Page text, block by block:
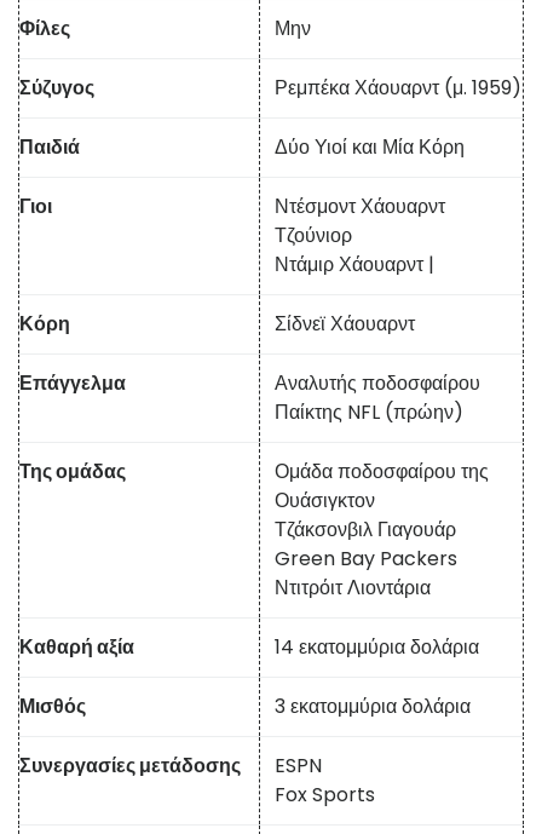
Φίλες Μην
Σύζυγος Ρεμπέκα Χάουαρντ (μ. 1959)
Παιδιά Δύο Υιοί και Μία Κόρη
Γιοι
Ντέσμοντ Χάουαρντ
Τζούνιορ
Ντάμιρ Χάουαρντ |
Κόρη Σίδνεϊ Χάουαρντ
Επάγγελμα
Αναλυτής ποδοσφαίρου
Παίκτης NFL (πρώην)
Της ομάδας
Ομάδα ποδοσφαίρου της
Ουάσιγκτον
Τζάκσονβιλ Γιαγουάρ
Green Bay Packers
Ντιτρόιτ Λιοντάρια
Καθαρή αξία 14 εκατομμύρια δολάρια
Μισθός 3 εκατομμύρια δολάρια
Συνεργασίες μετάδοσης
ESPN
Fox Sports